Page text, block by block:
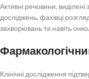
Активні речовини,
досліджень, фахівці
захворювань та навіть
Клінічні дослідження